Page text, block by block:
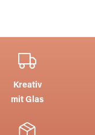
Kreativ
mit Glas